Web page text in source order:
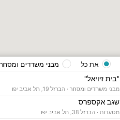
"בית זיויאל"
מבני משרדים ומסחר · הברזל 19, תל אביב יפו
שגב אקספרס
מסעדות · הברזל 38, תל אביב יפו
את כל מבני משרדים ומסחר